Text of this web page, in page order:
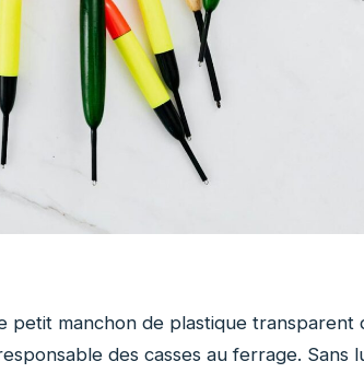
petit manchon de plastique transparent
des casses au ferrage.